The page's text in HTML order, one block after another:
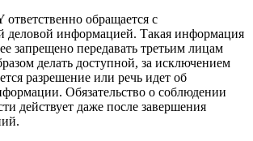
обращается с
деловой информацией. Такая информация
запрещено передавать третьим лицам
делать доступной, за исключением
разрешение или речь идет об
Обязательство о соблюдении
действует даже после завершения